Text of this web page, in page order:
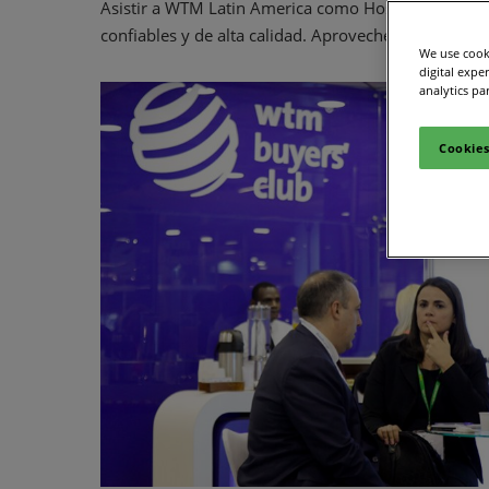
Asistir a WTM Latin America como Hosted Buyer
confiables y de alta calidad. Aproveche al
We use
digital
analytics